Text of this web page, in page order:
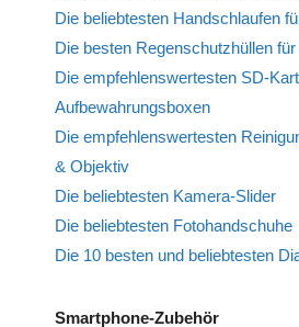
Die beliebtesten Handschlaufen
Die besten Regenschutzhüllen
Die empfehlenswertesten SD-
Aufbewahrungsboxen
Die empfehlenswertesten
& Objektiv
Die beliebtesten Kamera-Slider
Die beliebtesten Fotohandschuhe
Die 10 besten und beliebtesten
Smartphone-Zubehör